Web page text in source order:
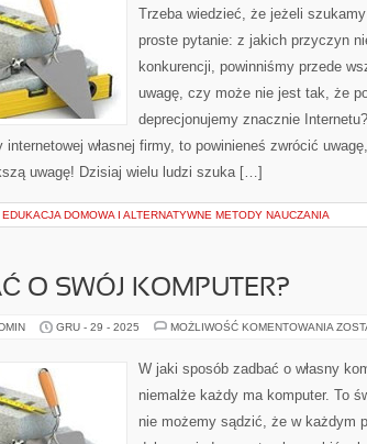
MA
W
Trzeba wiedzieć, że jeżeli
proste pytanie: z jakich przyczyn
konkurencji, powinniśmy przede
uwagę, czy może nie jest tak, że
deprecjonujemy znacznie
internetowej własnej firmy, to powinieneś zwrócić
uwagę! Dzisiaj wielu ludzi szuka […]
EDUKACJA DOMOWA I ALTERNATYWNE METODY NAUCZANIA
O SWÓJ KOMPUTER?
GRU - 29 - 2025 MOŻLIWOŚĆ KOMENTOWANIA JAK
SWÓJ
W jaki sposób zadbać o własny
niemalże każdy ma komputer. To
nie możemy sądzić, że w każdym